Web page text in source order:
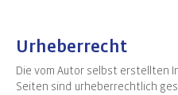
Urheberrecht
Die vom Autor selbst erstellten
Seiten sind urheberrechtlich